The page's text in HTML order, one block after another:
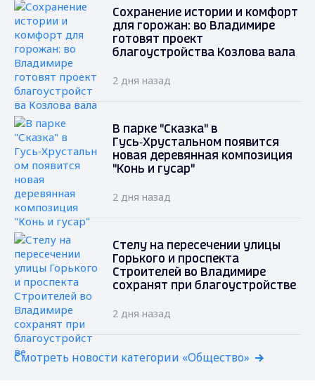
Сохранение истории и комфорт
для горожан: во Владимире
готовят проект
благоустройства Козлова вала
2 дня назад
В парке "Сказка" в
Гусь‑Хрустальном появится
новая деревянная композиция
"Конь и гусар"
2 дня назад
Стелу на пересечении улицы
Горького и проспекта
Строителей во Владимире
сохранят при благоустройстве
2 дня назад
Смотреть новости категории «Общество»